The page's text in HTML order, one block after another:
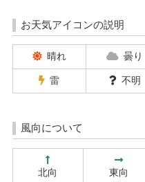
お天気アイコンの説明
晴れ 曇り
雷 不明
風向について
北向 東向